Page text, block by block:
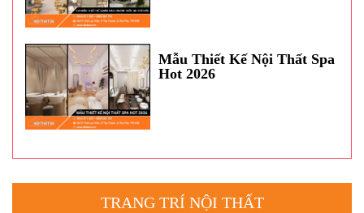
Mẫu Thiết Kế Nội Thất Spa
Hot 2026
TRANG TRÍ NỘI THẤT